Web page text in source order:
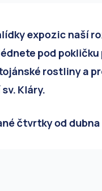
expozic naší
pod
rostliny a
Kláry.
čtvrtky od dubna